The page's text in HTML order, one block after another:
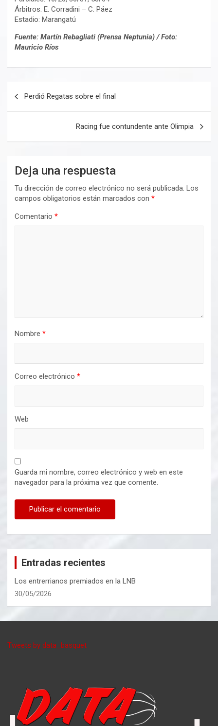
Árbitros: E. Corradini – C. Páez
Estadio: Marangatú
Fuente: Martín Rebagliati (Prensa Neptunia) / Foto:
Mauricio Ríos
Perdió Regatas sobre el final
Racing fue contundente ante Olimpia
Deja una respuesta
Tu dirección de correo electrónico no será publicada. Los
campos obligatorios están marcados con *
Comentario *
Nombre *
Correo electrónico *
Web
Guarda mi nombre, correo electrónico y web en este
navegador para la próxima vez que comente.
Entradas recientes
Los entrerrianos premiados en la LNB
30/05/2026
Tweets by data_basquet